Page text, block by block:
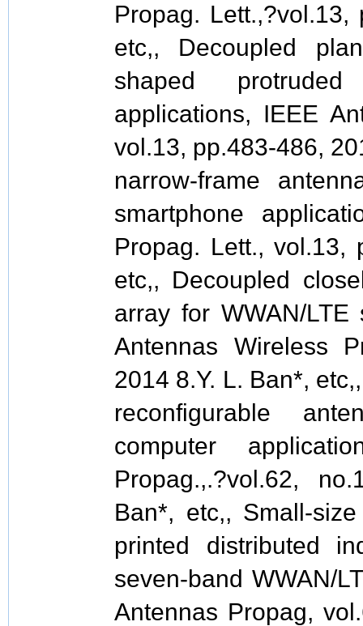
Propag.
etc,, Decoupled
shaped
applications, IEEE
vol.13, pp.483-486,
narrow-frame
smartphone
Propag. Lett., vol.13,
etc,, Decoupled
array for WWAN/LTE
Antennas Wireless
2014 8.Y. L. Ban*,
reconfigurable
computer
Propag.,.?vol.62,
Ban*, etc,, Small-
printed distributed
seven-band WWAN/
Antennas Propag,